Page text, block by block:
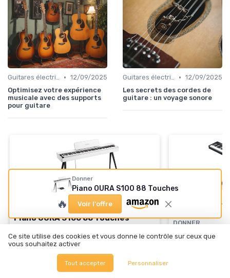
Guitares électriques et acoustiques • 12/09/2025
Optimisez votre expérience
musicale avec des supports
pour guitare
Guitares électriques et acoustiques • 12/09/2025
Les secrets des cordes de
guitare : un voyage sonore
Piano OURA S100 88 Touches
88 touches pondérées
pour un meilleur
ressenti
3 morceaux de démonstration
variées
DONNER
Piano
Donner
Piano OURA S100 88 Touches
🔥 Voir l'offre
Ce site utilise des cookies et vous donne le contrôle sur ceux que
vous souhaitez activer
Tout accepter Personnaliser